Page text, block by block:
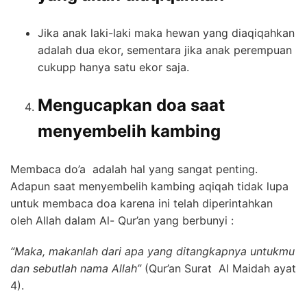
Jika anak laki-laki maka hewan yang diaqiqahkan
adalah dua ekor, sementara jika anak perempuan
cukupp hanya satu ekor saja.
Mengucapkan doa saat
menyembelih kambing
Membaca do’a adalah hal yang sangat penting.
Adapun saat menyembelih kambing aqiqah tidak lupa
untuk membaca doa karena ini telah diperintahkan
oleh Allah dalam Al- Qur’an yang berbunyi :
“Maka, makanlah dari apa yang ditangkapnya untukmu
dan sebutlah nama Allah”(Qur’an Surat Al Maidah ayat
4).